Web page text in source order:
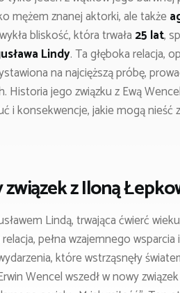
mężem znanej aktorki, ale także
bliskość, która trwała 25 lat,
Lindy. Ta głęboka relacja,
na najcięższą próbę,
Historia jego związku z Ewą
i konsekwencje, jakie mogą nieść
z Iloną
Lindą, trwająca ćwierć
pełna wzajemnego
które wstrząsnęły
Wencel wszedł w nowy